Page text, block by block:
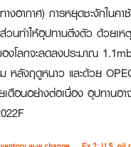
างอากาศ) การหยุดชะงักในค
วนทำให้อุปทานตึงตัว ด้วยเ
งโลกจะลดลงประมาณ
ม หลังฤดูหนาว และด้วย
ดือนอย่างต่อเนื่อง อุปทานอา